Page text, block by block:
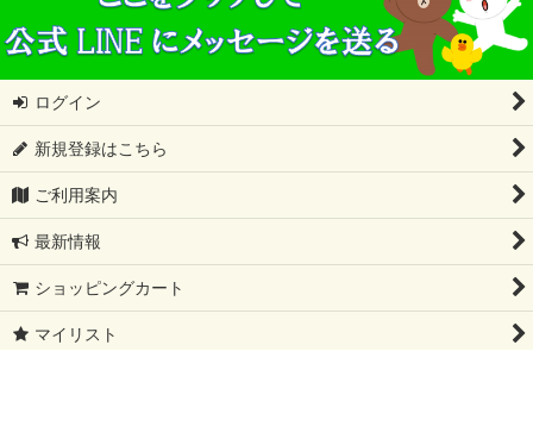
ログイン
新規登録はこちら
ご利用案内
最新情報
ショッピングカート
マイリスト